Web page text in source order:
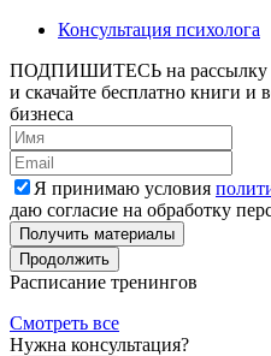
Консультация психолога
ПОДПИШИТЕСЬ на рассылку
и скачайте бесплатно книги и
бизнеса
Я принимаю условия
даю согласие на обработку
Получить материалы
Продолжить
Расписание тренингов
Смотреть все
Нужна консультация?